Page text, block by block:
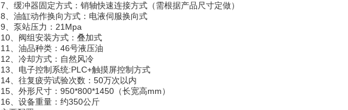
7、缓冲器固定方式：销轴快速连接方式（需根据产品尺寸定做）
8、油缸动作换向方式：电液伺服换向式
9、泵站压力：21Mpa
10、阀组安装方式：叠加式
11、油品种类：46号液压油
12、冷却方式：自然风冷
13、电子控制系统:PLC+触摸屏控制方式
14、往复疲劳试验次数：50万次以内
15、外形尺寸：950*800*1450（长宽高mm）
16、设备重量：约350公斤